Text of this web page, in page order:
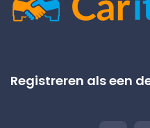
Registreren als een